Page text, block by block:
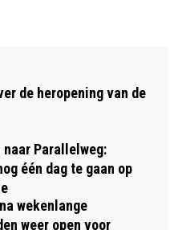
MET DE
STADHUIS
VIERT 40-
de heropening van de
naar Parallelweg:
één dag te gaan op
wekenlange
weer open voor